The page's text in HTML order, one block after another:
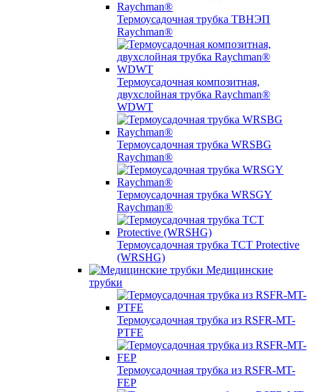
Термоусадочная трубка ТВНЭП
Raychman®
Термоусадочная композитная,
двухслойная трубка Raychman®
WDWT
Термоусадочная трубка WRSBG
Raychman®
Термоусадочная трубка WRSGY
Raychman®
Термоусадочная трубка TCT Protective
(WRSHG)
Медицинские
трубки
Термоусадочная трубка из RSFR-MT-
PTFE
Термоусадочная трубка из RSFR-MT-
FEP